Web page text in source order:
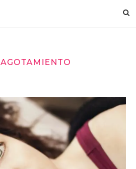
AGOTAMIENTO